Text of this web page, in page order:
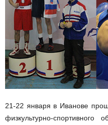
21-22 января в Иванове
физкультурно-спортивного